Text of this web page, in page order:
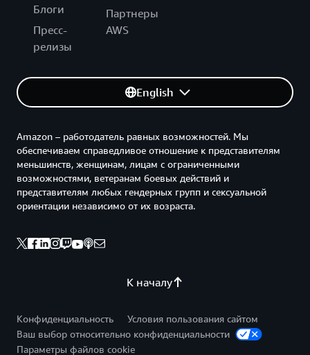
Блоги
Пресс-
релизы
Партнеры
AWS
English
К началу
Amazon – работодатель равных возможностей. Мы
обеспечиваем справедливое отношение к представителям
меньшинств, женщинам, лицам с ограниченными
возможностями, ветеранам боевых действий и
представителям любых гендерных групп и сексуальной
ориентации независимо от их возраста.
Конфиденциальность
Условия пользования сайтом
Ваш выбор относительно конфиденциальности
Параметры файлов cookie